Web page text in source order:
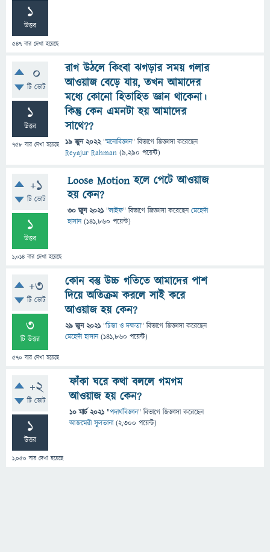
1
উত্তর
547 বার দেখা হয়েছে
0
টি ভোট
1
উত্তর
758 বার দেখা হয়েছে
রাগ উঠলে কিংবা ঝগড়ার সময় গলার
আওয়াজ বেড়ে যায়, তখন আমাদের
মধ্যে কোনো হিতাহিত জ্ঞান থাকেনা।
কিন্তু কেন এমনটা হয় আমাদের
সাথে??
19 জুন 2022 "মনোবিজ্ঞান" বিভাগে জিজ্ঞাসাকরেছেন
Reyajur Rahman (9,290 পয়েন্ট)
+1
টি ভোট
1
উত্তর
1,014 বার দেখা হয়েছে
Loose Motion হলে পেটে আওয়াজ
হয় কেন?
30 জুন 2021 "লাইফ" বিভাগে জিজ্ঞাসাকরেছেনমেহেদী
হাসান (141,860 পয়েন্ট)
+3
টি ভোট
3
টি উত্তর
570 বার দেখা হয়েছে
কোন বস্তু উচ্চ গতিতে আমাদের পাশ
দিয়ে অতিক্রম করলে সাই করে
আওয়াজ হয় কেন?
29 জুন 2021 "চিন্তা ও দক্ষতা" বিভাগে জিজ্ঞাসাকরেছেন
মেহেদী হাসান (141,860 পয়েন্ট)
+2
টি ভোট
1
উত্তর
1,050 বার দেখা হয়েছে
ফাঁকা ঘরে কথা বললে গমগম
আওয়াজ হয় কেন?
10 মার্চ 2021 "পদার্থবিজ্ঞান" বিভাগে জিজ্ঞাসাকরেছেন
আজমেরী সুলতানা (2,300 পয়েন্ট)